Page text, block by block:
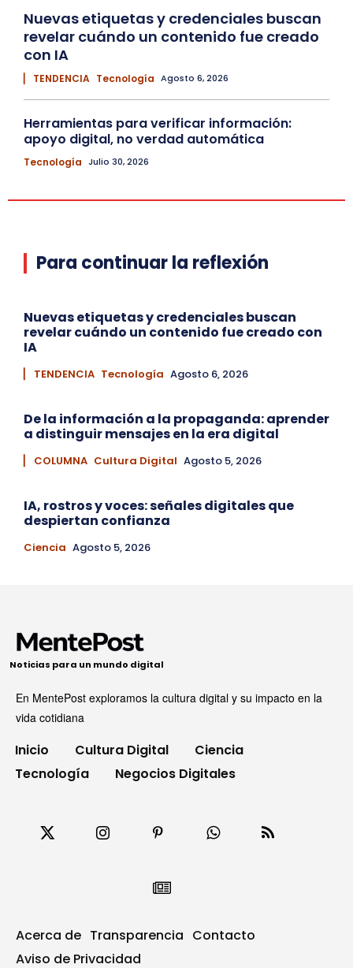
Nuevas etiquetas y credenciales buscan
revelar cuándo un contenido fue creado
con IA
▏ TENDENCIA Tecnología Agosto 6, 2026
Herramientas para verificar información:
apoyo digital, no verdad automática
Tecnología Julio 30, 2026
Para continuar la reflexión
Nuevas etiquetas y credenciales buscan
revelar cuándo un contenido fue creado con
IA
▏ TENDENCIA Tecnología Agosto 6, 2026
De la información a la propaganda: aprender
a distinguir mensajes en la era digital
▏ COLUMNA Cultura Digital Agosto 5, 2026
IA, rostros y voces: señales digitales que
despiertan confianza
Ciencia Agosto 5, 2026
Noticias para un mundo digital
En MentePost exploramos la cultura digital y su impacto en la
vida cotidiana
Inicio Cultura Digital
Ciencia
Tecnología
Negocios Digitales
Acerca de Transparencia Contacto
Aviso de Privacidad